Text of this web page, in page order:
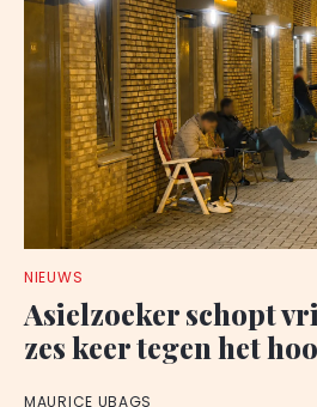
NIEUWS
Asielzoeker schopt
zes keer tegen het
MAURICE UBAGS